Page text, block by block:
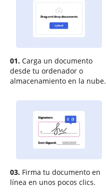
01. Carga un documento
desde tu ordenador o
almacenamiento en la nube.
03. Firma tu documento en
línea en unos pocos clics.